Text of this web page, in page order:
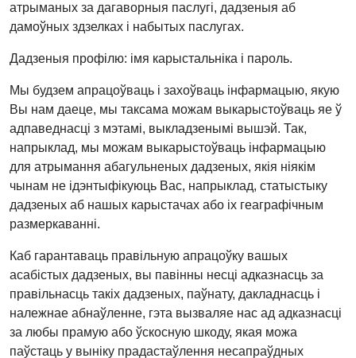
атрыманых за дагаворныя паслугі, дадзеныя аб
дамоўных здзелках і набытых паслугах.
Дадзеныя профілю: імя карыстальніка і пароль.
Мы будзем апрацоўваць і захоўваць інфармацыю, якую
Вы нам даеце, мы таксама можам выкарыстоўваць яе ў
адпаведнасці з мэтамі, выкладзенымі вышэй. Так,
напрыклад, мы можам выкарыстоўваць інфармацыю
для атрымання абагульненых дадзеных, якія ніякім
чынам не ідэнтыфікуюць Вас, напрыклад, статыстыку
дадзеных аб нашых карыстачах або іх геаграфічным
размеркаванні.
Каб гарантаваць правільную апрацоўку вашых
асабістых дадзеных, вы павінны несці адказнасць за
правільнасць такіх дадзеных, паўнату, дакладнасць і
належнае абнаўленне, гэта вызваляе нас ад адказнасці
за любы прамую або ўскосную шкоду, якая можа
паўстаць у выніку прадастаўлення несапраўдных